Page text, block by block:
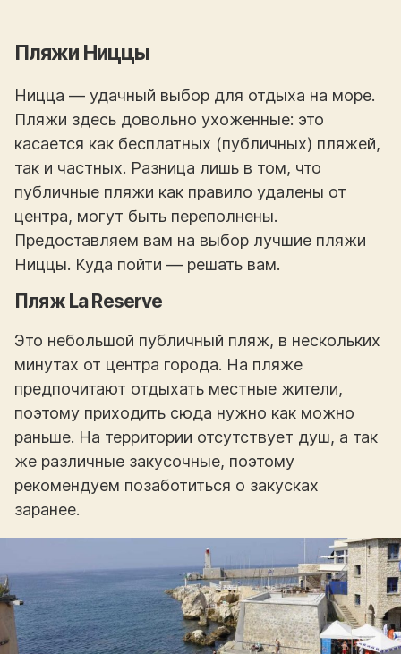
Пляжи Ниццы
Ницца — удачный выбор для отдыха на море.
Пляжи здесь довольно ухоженные: это
касается как бесплатных (публичных) пляжей,
так и частных. Разница лишь в том, что
публичные пляжи как правило удалены от
центра, могут быть переполнены.
Предоставляем вам на выбор лучшие пляжи
Ниццы. Куда пойти — решать вам.
Пляж La Reserve
Это небольшой публичный пляж, в нескольких
минутах от центра города. На пляже
предпочитают отдыхать местные жители,
поэтому приходить сюда нужно как можно
раньше. На территории отсутствует душ, а так
же различные закусочные, поэтому
рекомендуем позаботиться о закусках
заранее.